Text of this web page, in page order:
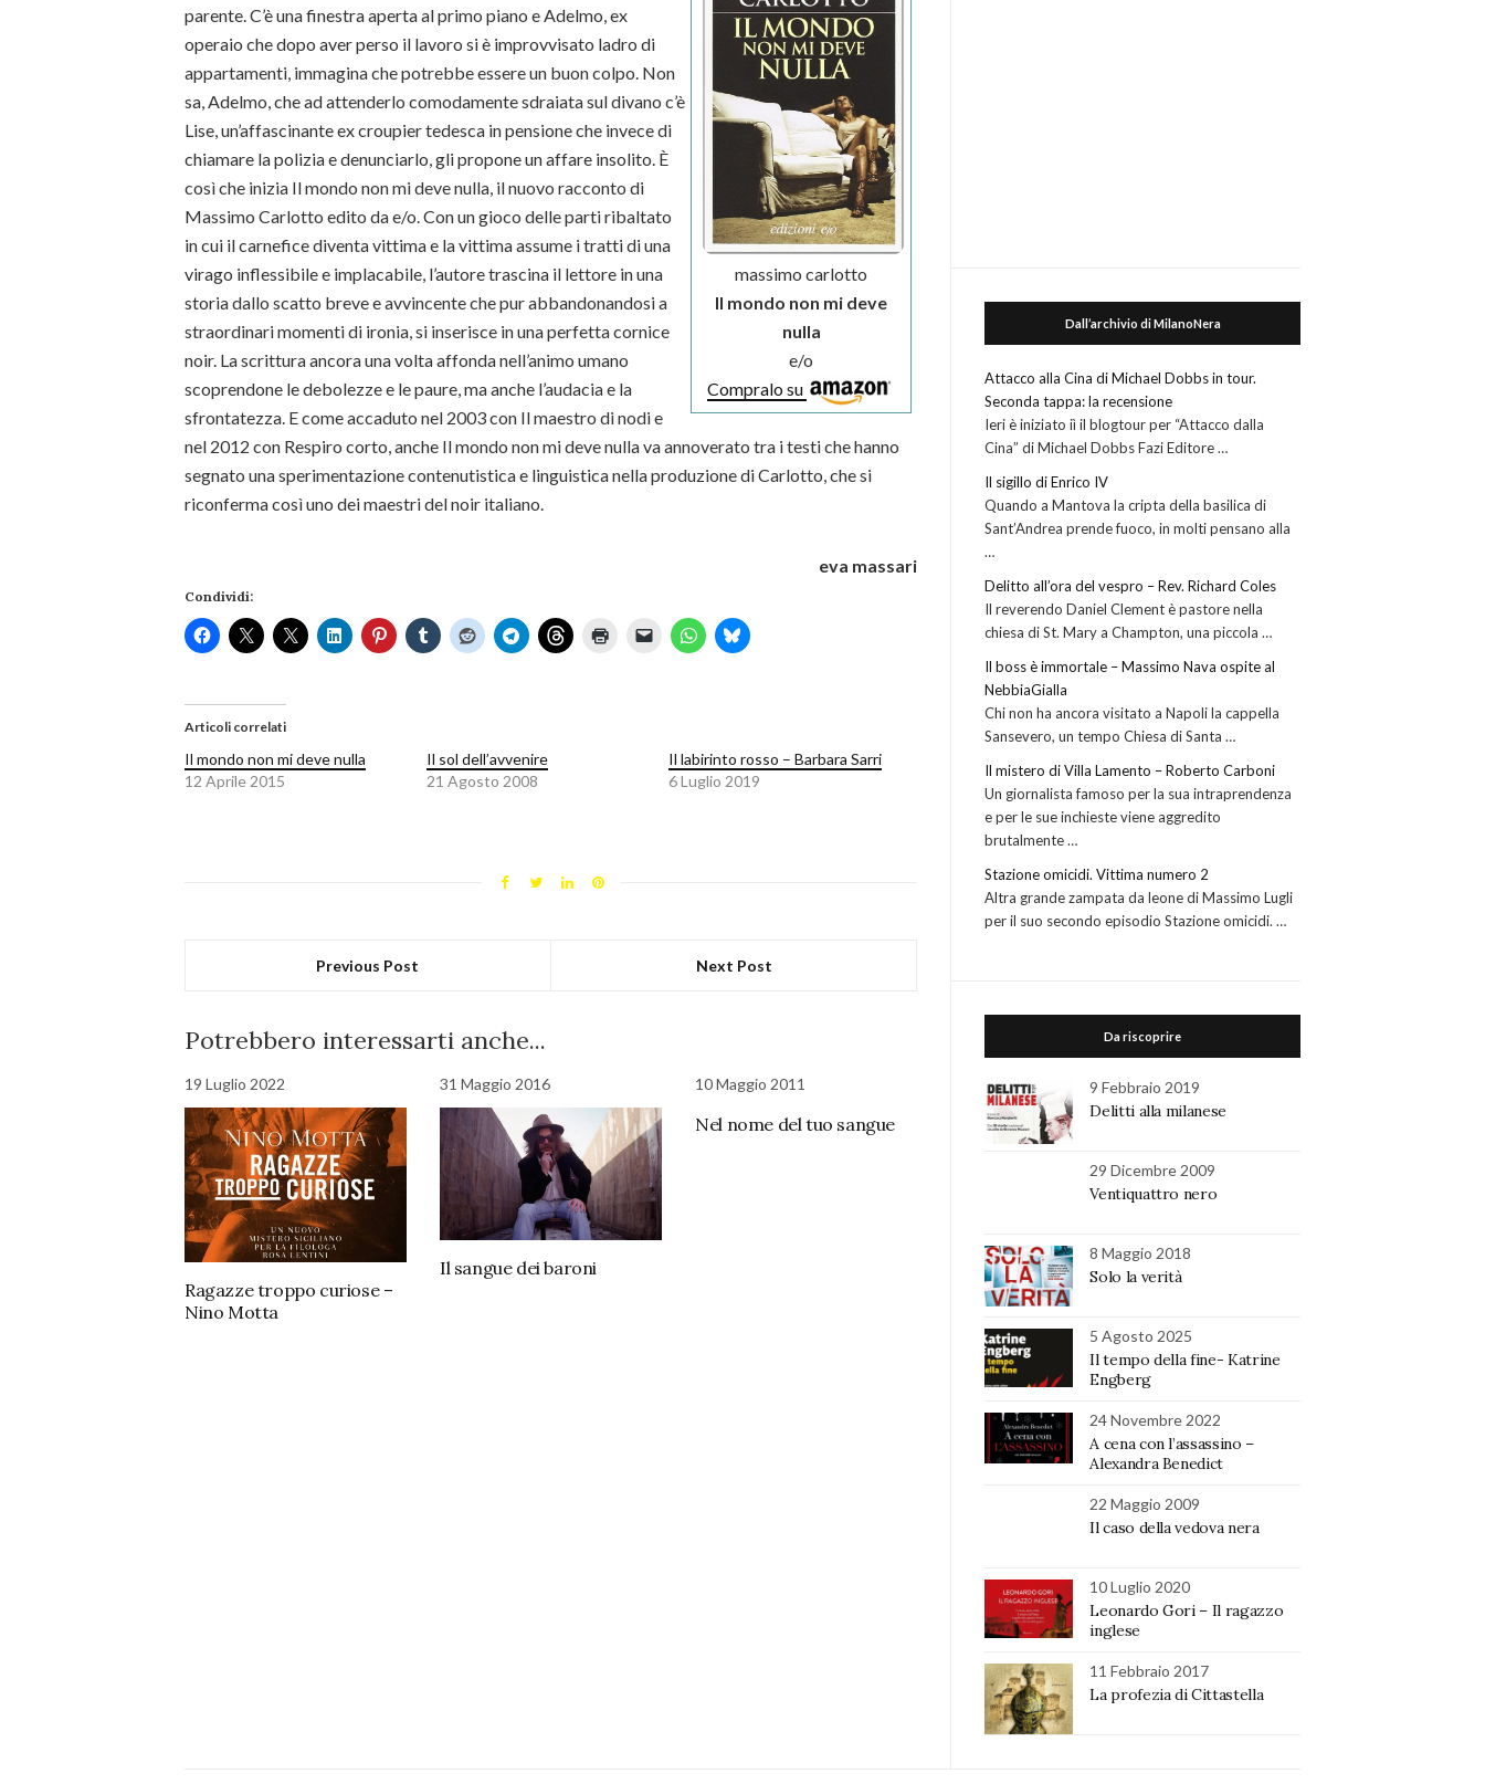
massimo carlotto
Il mondo non mi deve
nulla
e/o
Compralo su
parente. C’è una finestra aperta al primo piano e Adelmo, ex
operaio che dopo aver perso il lavoro si è improvvisato ladro di
appartamenti, immagina che potrebbe essere un buon colpo. Non
sa, Adelmo, che ad attenderlo comodamente sdraiata sul divano c’è
Lise, un’affascinante ex croupier tedesca in pensione che invece di
chiamare la polizia e denunciarlo, gli propone un affare insolito. È
così che inizia Il mondo non mi deve nulla, il nuovo racconto di
Massimo Carlotto edito da e/o. Con un gioco delle parti ribaltato
in cui il carnefice diventa vittima e la vittima assume i tratti di una
virago inflessibile e implacabile, l’autore trascina il lettore in una
storia dallo scatto breve e avvincente che pur abbandonandosi a
straordinari momenti di ironia, si inserisce in una perfetta cornice
noir. La scrittura ancora una volta affonda nell’animo umano
scoprendone le debolezze e le paure, ma anche l’audacia e la
sfrontatezza. E come accaduto nel 2003 con Il maestro di nodi e
nel 2012 con Respiro corto, anche Il mondo non mi deve nulla va annoverato tra i testi che hanno
segnato una sperimentazione contenutistica e linguistica nella produzione di Carlotto, che si
riconferma così uno dei maestri del noir italiano.
eva massari
Condividi:
Articoli correlati
Il mondo non mi deve nulla
12 Aprile 2015
Il sol dell’avvenire
21 Agosto 2008
Il labirinto rosso – Barbara Sarri
6 Luglio 2019
Previous Post Next Post
Potrebbero interessarti anche...
19 Luglio 2022
Ragazze troppo curiose –
Nino Motta
31 Maggio 2016
Il sangue dei baroni
10 Maggio 2011
Nel nome del tuo sangue
Dall’archivio di MilanoNera
Attacco alla Cina di Michael Dobbs in tour.
Seconda tappa: la recensione
Ieri è iniziato iì il blogtour per “Attacco dalla
Cina” di Michael Dobbs Fazi Editore …
Il sigillo di Enrico IV
Quando a Mantova la cripta della basilica di
Sant’Andrea prende fuoco, in molti pensano alla
…
Delitto all’ora del vespro – Rev. Richard Coles
Il reverendo Daniel Clement è pastore nella
chiesa di St. Mary a Champton, una piccola …
Il boss è immortale – Massimo Nava ospite al
NebbiaGialla
Chi non ha ancora visitato a Napoli la cappella
Sansevero, un tempo Chiesa di Santa …
Il mistero di Villa Lamento – Roberto Carboni
Un giornalista famoso per la sua intraprendenza
e per le sue inchieste viene aggredito
brutalmente …
Stazione omicidi. Vittima numero 2
Altra grande zampata da leone di Massimo Lugli
per il suo secondo episodio Stazione omicidi. …
Da riscoprire
9 Febbraio 2019
Delitti alla milanese
29 Dicembre 2009
Ventiquattro nero
8 Maggio 2018
Solo la verità
5 Agosto 2025
Il tempo della fine- Katrine
Engberg
24 Novembre 2022
A cena con l’assassino –
Alexandra Benedict
22 Maggio 2009
Il caso della vedova nera
10 Luglio 2020
Leonardo Gori – Il ragazzo
inglese
11 Febbraio 2017
La profezia di Cittastella